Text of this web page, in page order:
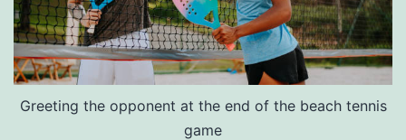
Greeting the opponent at the end of the beach tennis
game